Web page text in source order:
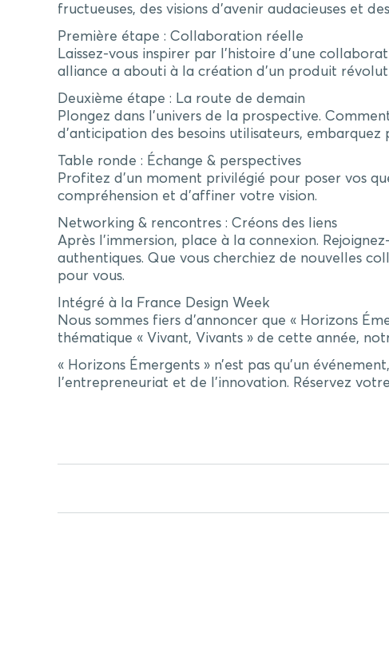
fructueuses, des visions d’avenir audacieuses et
Première étape : Collaboration réelle
Laissez-vous inspirer par l’histoire d’une
alliance a abouti à la création d’un produit
Deuxième étape : La route de demain
Plongez dans l’univers de la prospective.
d’anticipation des besoins utilisateurs,
Table ronde : Échange & perspectives
Profitez d’un moment privilégié pour poser vos
compréhension et d’affiner votre vision.
Networking & rencontres : Créons des liens
Après l’immersion, place à la connexion.
authentiques. Que vous cherchiez de nouvelles
pour vous.
Intégré à la France Design Week
Nous sommes fiers d’annoncer que « Horizons
thématique « Vivant, Vivants » de cette année,
« Horizons Émergents » n’est pas qu’un
l’entrepreneuriat et de l’innovation. Réservez